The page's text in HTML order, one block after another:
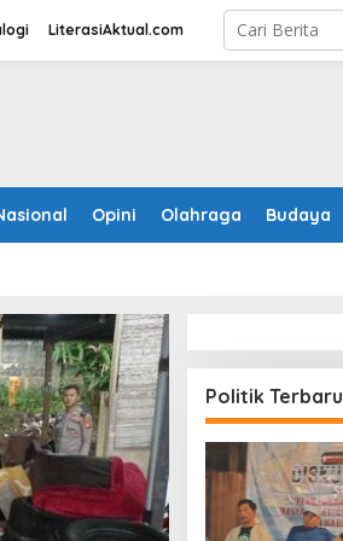
LiterasiAktual.com
Opini Olahraga Budaya
Politik Terbaru